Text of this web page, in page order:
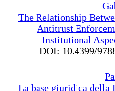
The Relationship
Antitrust
Institutional
DOI: 10.4399/
La base giuridica della